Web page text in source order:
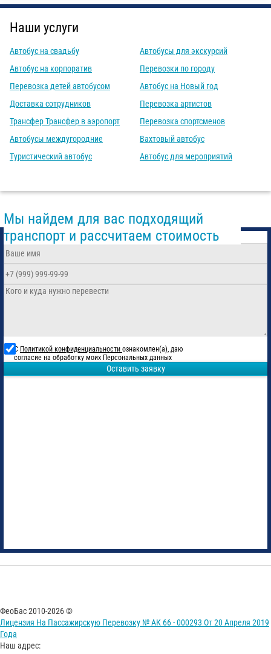
Наши услуги
Автобус на свадьбу
Автобус на корпоратив
Перевозка детей автобусом
Доставка сотрудников
Трансфер Трансфер в аэропорт
Автобусы междугородние
Туристический автобус
Автобусы для экскурсий
Перевозки по городу
Автобус на Новый год
Перевозка артистов
Перевозка спортсменов
Вахтовый автобус
Автобус для мероприятий
Мы найдем для вас подходящий
транспорт и рассчитаем стоимость
С Политикой конфиденциальности ознакомлен(а), даю
согласие на обработку моих Персональных данных
Оставить заявку
ФеоБас 2010-2026 ©
Лицензия На Пассажирскую Перевозку № АК 66 - 000293 От 20 Апреля 2019
Года
Наш адрес: